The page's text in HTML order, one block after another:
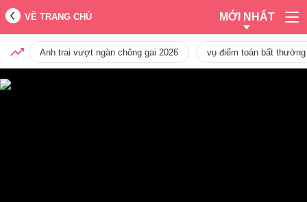
VỀ TRANG CHỦ MỚI NHẤT
Anh trai vượt ngàn chông gai 2026 vụ điểm toán bất